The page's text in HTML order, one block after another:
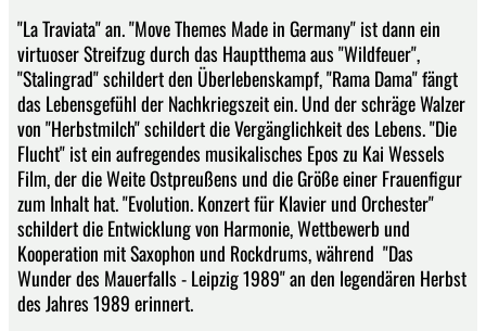
"La Traviata" an. "Move Themes Made in Germany" ist dann ein
virtuoser Streifzug durch das Hauptthema aus "Wildfeuer",
"Stalingrad" schildert den Überlebenskampf, "Rama Dama" fängt
das Lebensgefühl der Nachkriegszeit ein. Und der schräge Walzer
von "Herbstmilch" schildert die Vergänglichkeit des Lebens. "Die
Flucht" ist ein aufregendes musikalisches Epos zu Kai Wessels
Film, der die Weite Ostpreußens und die Größe einer Frauenfigur
zum Inhalt hat. "Evolution. Konzert für Klavier und Orchester"
schildert die Entwicklung von Harmonie, Wettbewerb und
Kooperation mit Saxophon und Rockdrums, während "Das
Wunder des Mauerfalls - Leipzig 1989" an den legendären Herbst
des Jahres 1989 erinnert.